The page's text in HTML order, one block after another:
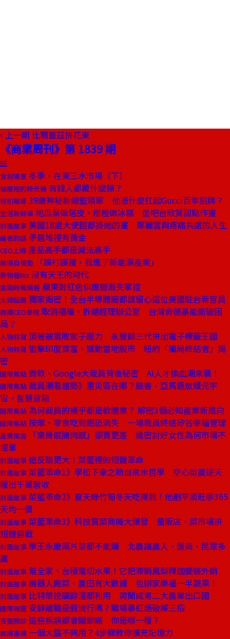
上一期 比爾蓋茲拚花東
《商業周刊》第 1839 期
食刻場景 冬季，在東三水市場（下）
抽屜裡的時光機 有錢人都戴什麼錶？
特別報導 39歲神秘新總監領軍 他憑什麼扛起Gucci百年招牌？
生活新鮮事 地瓜葉做塔皮、柑橙做冰糕 坐吧台欣賞甜點作畫
封面故事 美國18處大使館都掛她的畫 鄭麗雲與疼痛共處的人生
編者的話 矛盾堆裡有黃金
CEO上線 產品高手都是減法高手
商場自慢塾 「誤打誤撞，我進了新能源產業」
新物種Biz 沒有天王的時代
金融時報精選 蘋果對紅色供應鏈漸失掌控
火線話題 獨家揭密！全台半導體廠都該留心這位美國駐台新官員
商周CEO學院 取消櫃檯、拆總經理辦公室 台灣肯德基能衝破困
局？
人物特寫 頂著被罵敗家子壓力 永豐餘三代拚出電子標籤王國
人物特寫 狙擊印度首富、撼動當地股市 紐約「騙局終結者」揭
密
國際焦點 微軟、Google大裁員背後秘密 AI人才換血潮來襲！
國際焦點 裁員潮看趨勢》重災區在哪？臉書、亞馬遜放緩元宇
宙、智慧音箱
國際焦點 為何裁員的幾乎都是軟體業？ 解密3個必知產業新風向
國際焦點 按摩、零食吃到飽恐消失 一場裁員終結矽谷幸福管理
產業風雲
「棄骨感擁肉感」卻賣更差 維密討好女性為何市場不
埋單
封面故事 造反賺更大！菜籃裡的短鏈革命
封面故事 菜籃革命1》學松下幸之助自來水哲學 空心菜農逆天
種出千萬營收
封面故事 菜籃革命2》夏天綠竹筍冬天吃得到！他剷平淡旺季365
天均一價
封面故事 菜籃革命3》科技買菜商機大爆發 量販店、菜市場拚
短鏈迎戰
封面故事 學王永慶兩片菜都不能爛 北農讓農人、盤商、民眾多
贏
封面故事 幫全家、台積電切水果！它把滯銷鳳梨釋迦變裝外銷
封面故事 機器人搬菜、農田有大數據 包辦家樂福一半蔬果！
封面故事 比特幣挖礦餘溫都利用 荷蘭成第二大農業出口國
國際視窗 安靜離職是假流行嗎？職場暴紅語破解三招
良醫問診 這些疾病都會關節痛 你是哪一種？
商周書摘 一個大腦不夠用？4步驟教你擴充記憶力